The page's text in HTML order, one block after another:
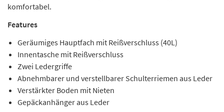
komfortabel.
Features
Geräumiges Hauptfach mit Reißverschluss (40L)
Innentasche mit Reißverschluss
Zwei Ledergriffe
Abnehmbarer und verstellbarer Schulterriemen aus Leder
Verstärkter Boden mit Nieten
Gepäckanhänger aus Leder